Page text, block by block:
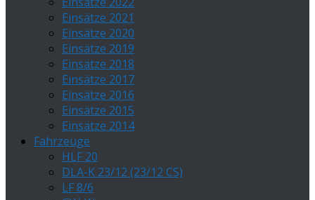
Einsätze 2021
Einsätze 2020
Einsätze 2019
Einsätze 2018
Einsätze 2017
Einsätze 2016
Einsätze 2015
Einsätze 2014
Fahrzeuge
HLF 20
DLA-K 23/12 (23/12 CS)
LF 8/6